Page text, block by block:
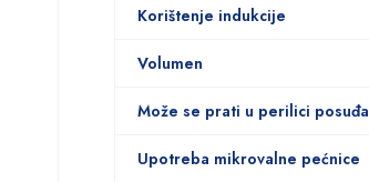
Korištenje indukcije
Volumen
Može se prati u perilici posuđa
Upotreba mikrovalne pećnice